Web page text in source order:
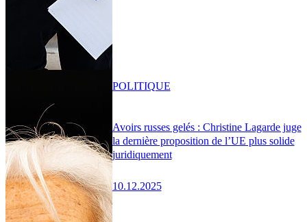
Avoirs russes gelés : Christine Lagarde juge
la dernière proposition de l’UE plus solide
juridiquement
10.12.2025
POLITIQUE